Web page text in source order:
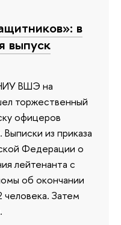
в
выпуск
ВШЭ на
торжественный
офицеров
из приказа
Федерации о
лейтенанта с
об окончании
человека. Затем